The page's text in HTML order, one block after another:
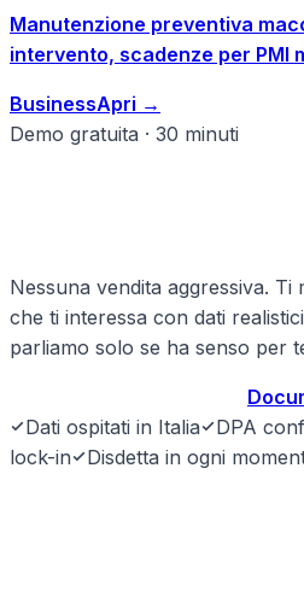
Manutenzione preventiva
intervento, scadenze per PMI
BusinessApri →
Demo gratuita · 30 minuti
Nessuna vendita aggressiva.
che ti interessa con dati
parliamo solo se ha senso per
Dati ospitati in Italia
DPA
lock-in
Disdetta in ogni